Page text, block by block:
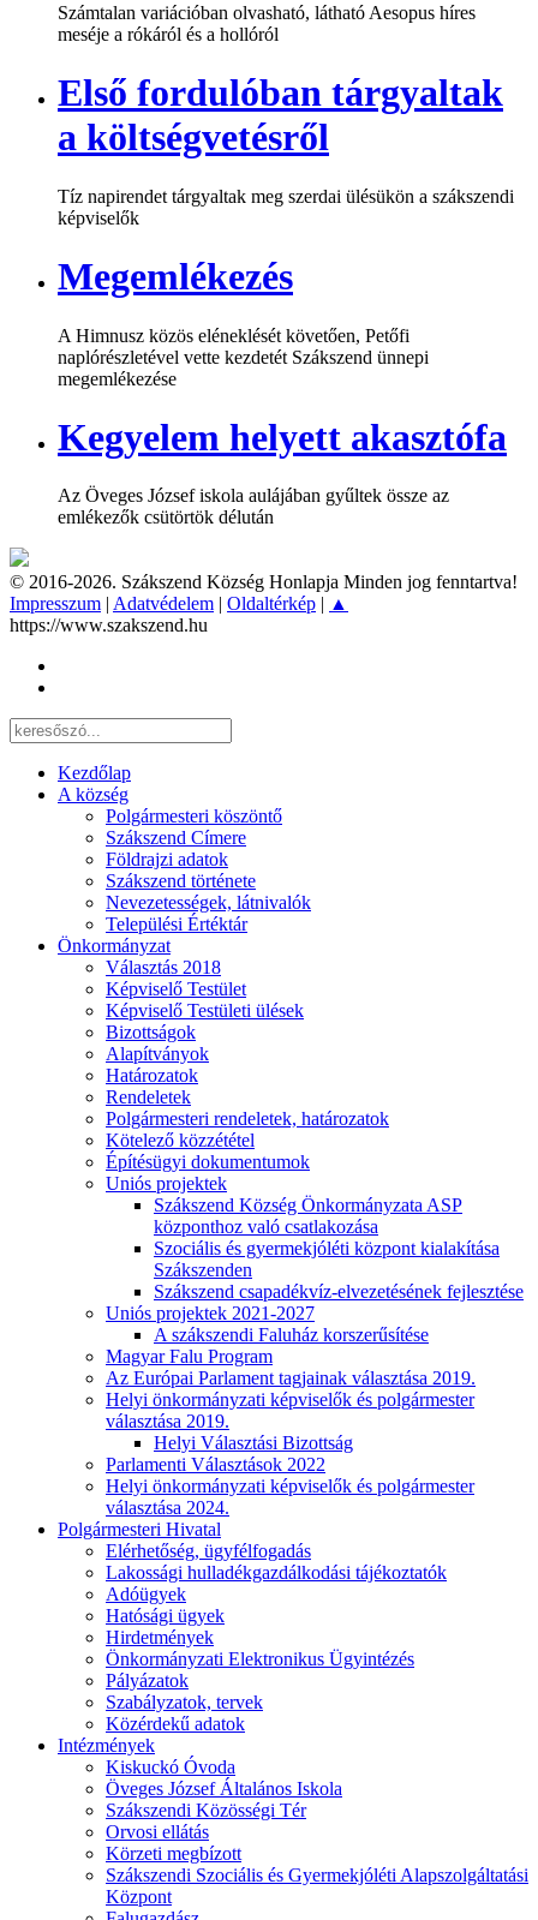
Számtalan variációban olvasható, látható Aesopus híres
meséje a rókáról és a hollóról
Első fordulóban tárgyaltak
a költségvetésről
Tíz napirendet tárgyaltak meg szerdai ülésükön a szákszendi
képviselők
Megemlékezés
A Himnusz közös eléneklését követően, Petőfi
naplórészletével vette kezdetét Szákszend ünnepi
megemlékezése
Kegyelem helyett akasztófa
Az Öveges József iskola aulájában gyűltek össze az
emlékezők csütörtök délután
© 2016-2026. Szákszend Község Honlapja Minden jog fenntartva!
Impresszum | Adatvédelem | Oldaltérkép | ▲
https://www.szakszend.hu
Kezdőlap
A község
Polgármesteri köszöntő
Szákszend Címere
Földrajzi adatok
Szákszend története
Nevezetességek, látnivalók
Települési Értéktár
Önkormányzat
Választás 2018
Képviselő Testület
Képviselő Testületi ülések
Bizottságok
Alapítványok
Határozatok
Rendeletek
Polgármesteri rendeletek, határozatok
Kötelező közzététel
Építésügyi dokumentumok
Uniós projektek
Szákszend Község Önkormányzata ASP
központhoz való csatlakozása
Szociális és gyermekjóléti központ kialakítása
Szákszenden
Szákszend csapadékvíz-elvezetésének fejlesztése
Uniós projektek 2021-2027
A szákszendi Faluház korszerűsítése
Magyar Falu Program
Az Európai Parlament tagjainak választása 2019.
Helyi önkormányzati képviselők és polgármester
választása 2019.
Helyi Választási Bizottság
Parlamenti Választások 2022
Helyi önkormányzati képviselők és polgármester
választása 2024.
Polgármesteri Hivatal
Elérhetőség, ügyfélfogadás
Lakossági hulladékgazdálkodási tájékoztatók
Adóügyek
Hatósági ügyek
Hirdetmények
Önkormányzati Elektronikus Ügyintézés
Pályázatok
Szabályzatok, tervek
Közérdekű adatok
Intézmények
Kiskuckó Óvoda
Öveges József Általános Iskola
Szákszendi Közösségi Tér
Orvosi ellátás
Körzeti megbízott
Szákszendi Szociális és Gyermekjóléti Alapszolgáltatási
Központ